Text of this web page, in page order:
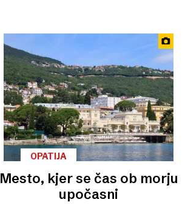
OPATIJA
Mesto, kjer se čas ob morju
upočasni